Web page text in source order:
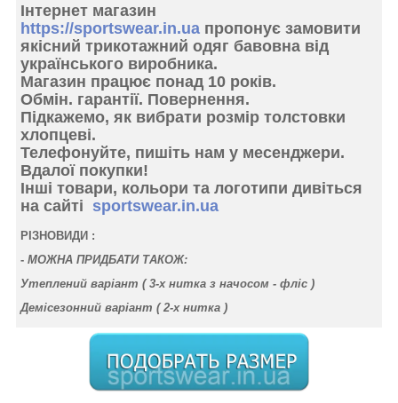
Інтернет магазин
https://sportswear.in.ua пропонує замовити
якісний трикотажний одяг бавовна від
українського виробника.
Магазин працює понад 10 років.
Обмін. гарантії. Повернення.
Підкажемо, як вибрати розмір толстовки
хлопцеві.
Телефонуйте, пишіть нам у месенджери.
Вдалої покупки!
Інші товари, кольори та логотипи дивіться
на сайті sportswear.in.ua
РІЗНОВИДИ :
- МОЖНА ПРИДБАТИ ТАКОЖ:
Утеплений варіант (3-х нитка з начосом - фліс )
Демісезонний варіант (2-х нитка )